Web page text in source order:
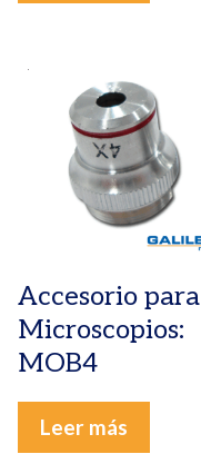
Accesorio para
Microscopios:
MOB4
Leer más